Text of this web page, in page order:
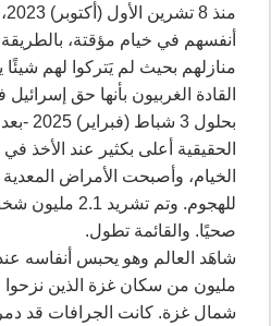
أنفسهم في خيام مؤقتة،
منازلهم بحيث لم يَتركوا لهم
القادة الغربيون بأنها حق
الحقيقية أعلى بكثير عند الأخذ
صحيًا. والقائمة تطول.‏
مليون من سكان غزة الذين نزحوا
شمال غزة. كانت الجرافات قد